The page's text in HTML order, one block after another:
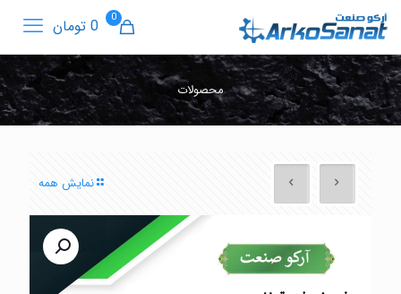
0 0 تومان
محصولات
نمایش همه